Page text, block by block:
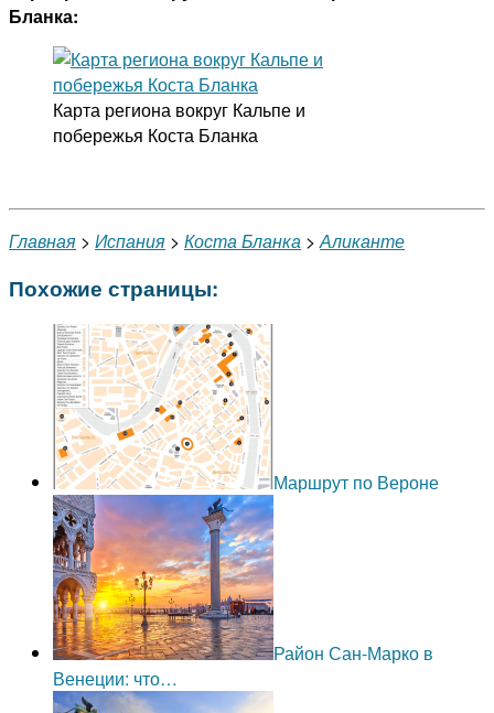
Бланка:
Карта региона вокруг Кальпе и
побережья Коста Бланка
Главная > Испания > Коста Бланка >Аликанте
Похожие страницы:
Маршрут по Вероне
Район Сан-Марко в
Венеции: что…